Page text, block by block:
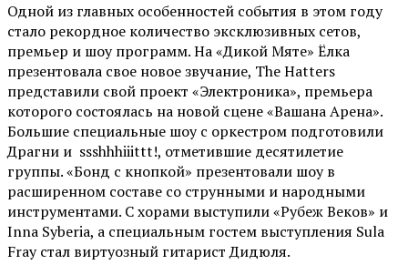
Одной из главных особенностей события в этом году
стало рекордное количество эксклюзивных сетов,
премьер и шоу программ. На «Дикой Мяте» Ёлка
презентовала свое новое звучание, The Hatters
представили свой проект «Электроника», премьера
которого состоялась на новой сцене «Вашана Арена».
Большие специальные шоу с оркестром подготовили
Драгни и ssshhhiiittt!, отметившие десятилетие
группы. «Бонд с кнопкой» презентовали шоу в
расширенном составе со струнными и народными
инструментами. С хорами выступили «Рубеж Веков» и
Inna Syberia, а специальным гостем выступления Sula
Fray стал виртуозный гитарист Дидюля.